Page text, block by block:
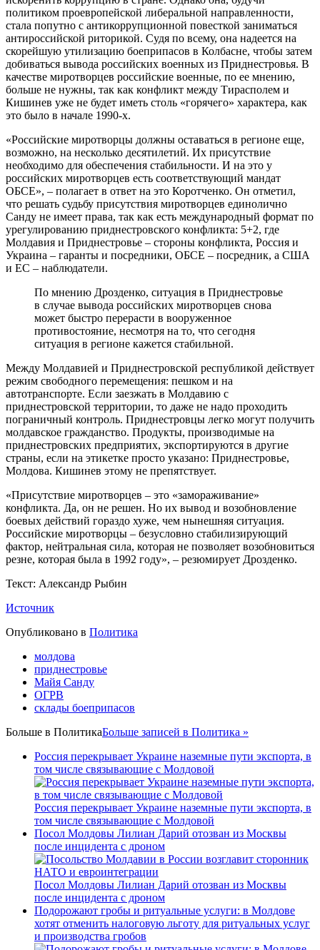
политиком проевропейской либеральной направленности,
стала попутно с антикоррупционной повесткой заниматься
антироссийской риторикой. Судя по всему, она надеется на
скорейшую утилизацию боеприпасов в Колбасне, чтобы затем
добиваться вывода российских военных из Приднестровья. В
качестве миротворцев российские военные, по ее мнению,
больше не нужны, так как конфликт между Тирасполем и
Кишинев уже не будет иметь столь «горячего» характера, как
это было в начале 1990-х.
«Российские миротворцы должны оставаться в регионе еще,
возможно, на несколько десятилетий. Их присутствие
необходимо для обеспечения стабильности. И на это у
российских миротворцев есть соответствующий мандат
ОБСЕ», – полагает в ответ на это Коротченко. Он отметил,
что решать судьбу присутствия миротворцев единолично
Санду не имеет права, так как есть международный формат по
урегулированию приднестровского конфликта: 5+2, где
Молдавия и Приднестровье – стороны конфликта, Россия и
Украина – гаранты и посредники, ОБСЕ – посредник, а США
и ЕС – наблюдатели.
По мнению Дрозденко, ситуация в Приднестровье
в случае вывода российских миротворцев снова
может быстро перерасти в вооруженное
противостояние, несмотря на то, что сегодня
ситуация в регионе кажется стабильной.
Между Молдавией и Приднестровской республикой действует
режим свободного перемещения: пешком и на
автотранспорте. Если заезжать в Молдавию с
приднестровской территории, то даже не надо проходить
пограничный контроль. Приднестровцы легко могут получить
молдавское гражданство. Продукты, производимые на
приднестровских предприятих, экспортируются в другие
страны, если на этикетке просто указано: Приднестровье,
Молдова. Кишинев этому не препятствует.
«Присутствие миротворцев – это «замораживание»
конфликта. Да, он не решен. Но их вывод и возобновление
боевых действий гораздо хуже, чем нынешняя ситуация.
Российские миротворцы – безусловно стабилизирующий
фактор, нейтральная сила, которая не позволяет возобновиться
резне, которая была в 1992 году», – резюмирует Дрозденко.
Текст: Александр Рыбин
Источник
Опубликовано в Политика
молдова
приднестровье
Майя Санду
ОГРВ
склады боеприпасов
Больше в ПолитикаБольше записей в Политика »
Россия перекрывает Украине наземные пути экспорта, в
том числе связывающие с Молдовой
Россия перекрывает Украине наземные пути экспорта, в
том числе связывающие с Молдовой
Посол Молдовы Лилиан Дарий отозван из Москвы
после инцидента с дроном
Посол Молдовы Лилиан Дарий отозван из Москвы
после инцидента с дроном
Подорожают гробы и ритуальные услуги: в Молдове
хотят отменить налоговую льготу для ритуальных услуг
и производства гробов